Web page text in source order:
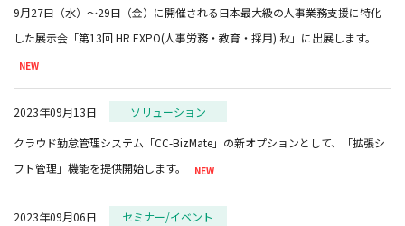
9月27日（水）～29日（金）に開催される日本最大級の人事業務支援に特化
した展示会「第13回 HR EXPO(人事労務・教育・採用) 秋」に出展します。
2023年09月13日
ソリューション
クラウド勤怠管理システム「CC-BizMate」の新オプションとして、「拡張シ
フト管理」機能を提供開始します。
2023年09月06日
セミナー/イベント